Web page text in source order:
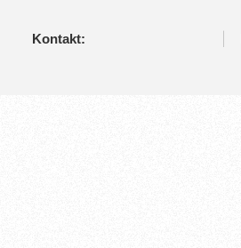
Kontakt: